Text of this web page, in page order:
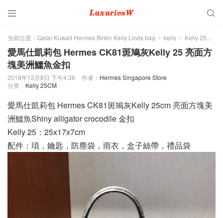
 
当前位置： Qatar Kuwait Hermes Birkin Kelly Lindy bag > kelly > Kelly 25CM
愛馬仕凱莉包 Hermes CK81斑鳩灰Kelly 25 亮面方
塊美洲鱷魚金扣
2018年12月8日 下午4:36 作者： Hermes Singapore Store
分类： Kelly 25CM
愛馬仕凱莉包 Hermes CK81斑鳩灰Kelly 25cm 亮面方塊美
洲鱷魚Shiny alligator crocodile 金扣
Kelly 25：25x17x7cm
配件：瑣，鑰匙，防塵袋，雨衣，盒子絲帶，禮品袋